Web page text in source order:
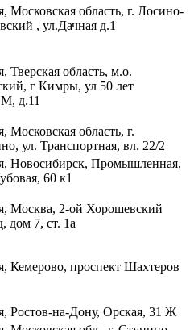
Московская область, г. Лосино-
, ул.Дачная д.1
Тверская область, м.о.
г Кимры, ул 50 лет
д.11
Московская область, г.
ул. Транспортная, вл. 22/2​
Новосибирск, Промышленная,
60 к1​
Москва, 2-ой Хорошевский
дом 7, ст. 1а
Кемерово, проспект Шахтеров
Ростов-на-Дону, Орская, 31 Ж